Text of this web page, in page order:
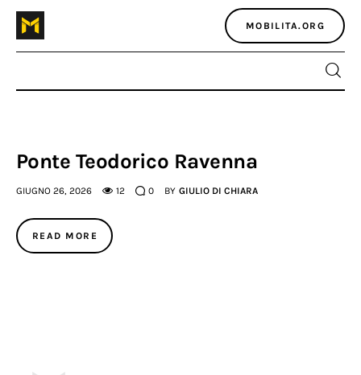
MOBILITA.ORG
Home
Atlante dei masters
Argomenti
Ponte Teodorico Ravenna
GIUGNO 26, 2026 12 0 BY GIULIO DI CHIARA
READ MORE